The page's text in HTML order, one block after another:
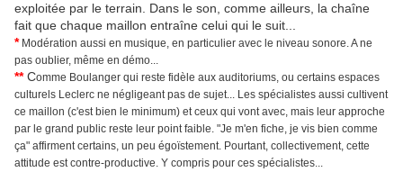
exploitée par le terrain. Dans le son, comme ailleurs, la chaîne
fait que chaque maillon entraîne celui qui le suit...
*Modération aussi en musique, en particulier avec le niveau sonore. A ne
pas oublier, même en démo...
**Comme Boulanger qui reste fidèle aux auditoriums, ou certains espaces
culturels Leclerc ne négligeant pas de sujet... Les spécialistes aussi cultivent
ce maillon (c'est bien le minimum) et ceux qui vont avec, mais leur approche
par le grand public reste leur point faible. "Je m'en fiche, je vis bien comme
ça" affirment certains, un peu égoïstement. Pourtant, collectivement, cette
attitude est contre-productive. Y compris pour ces spécialistes...